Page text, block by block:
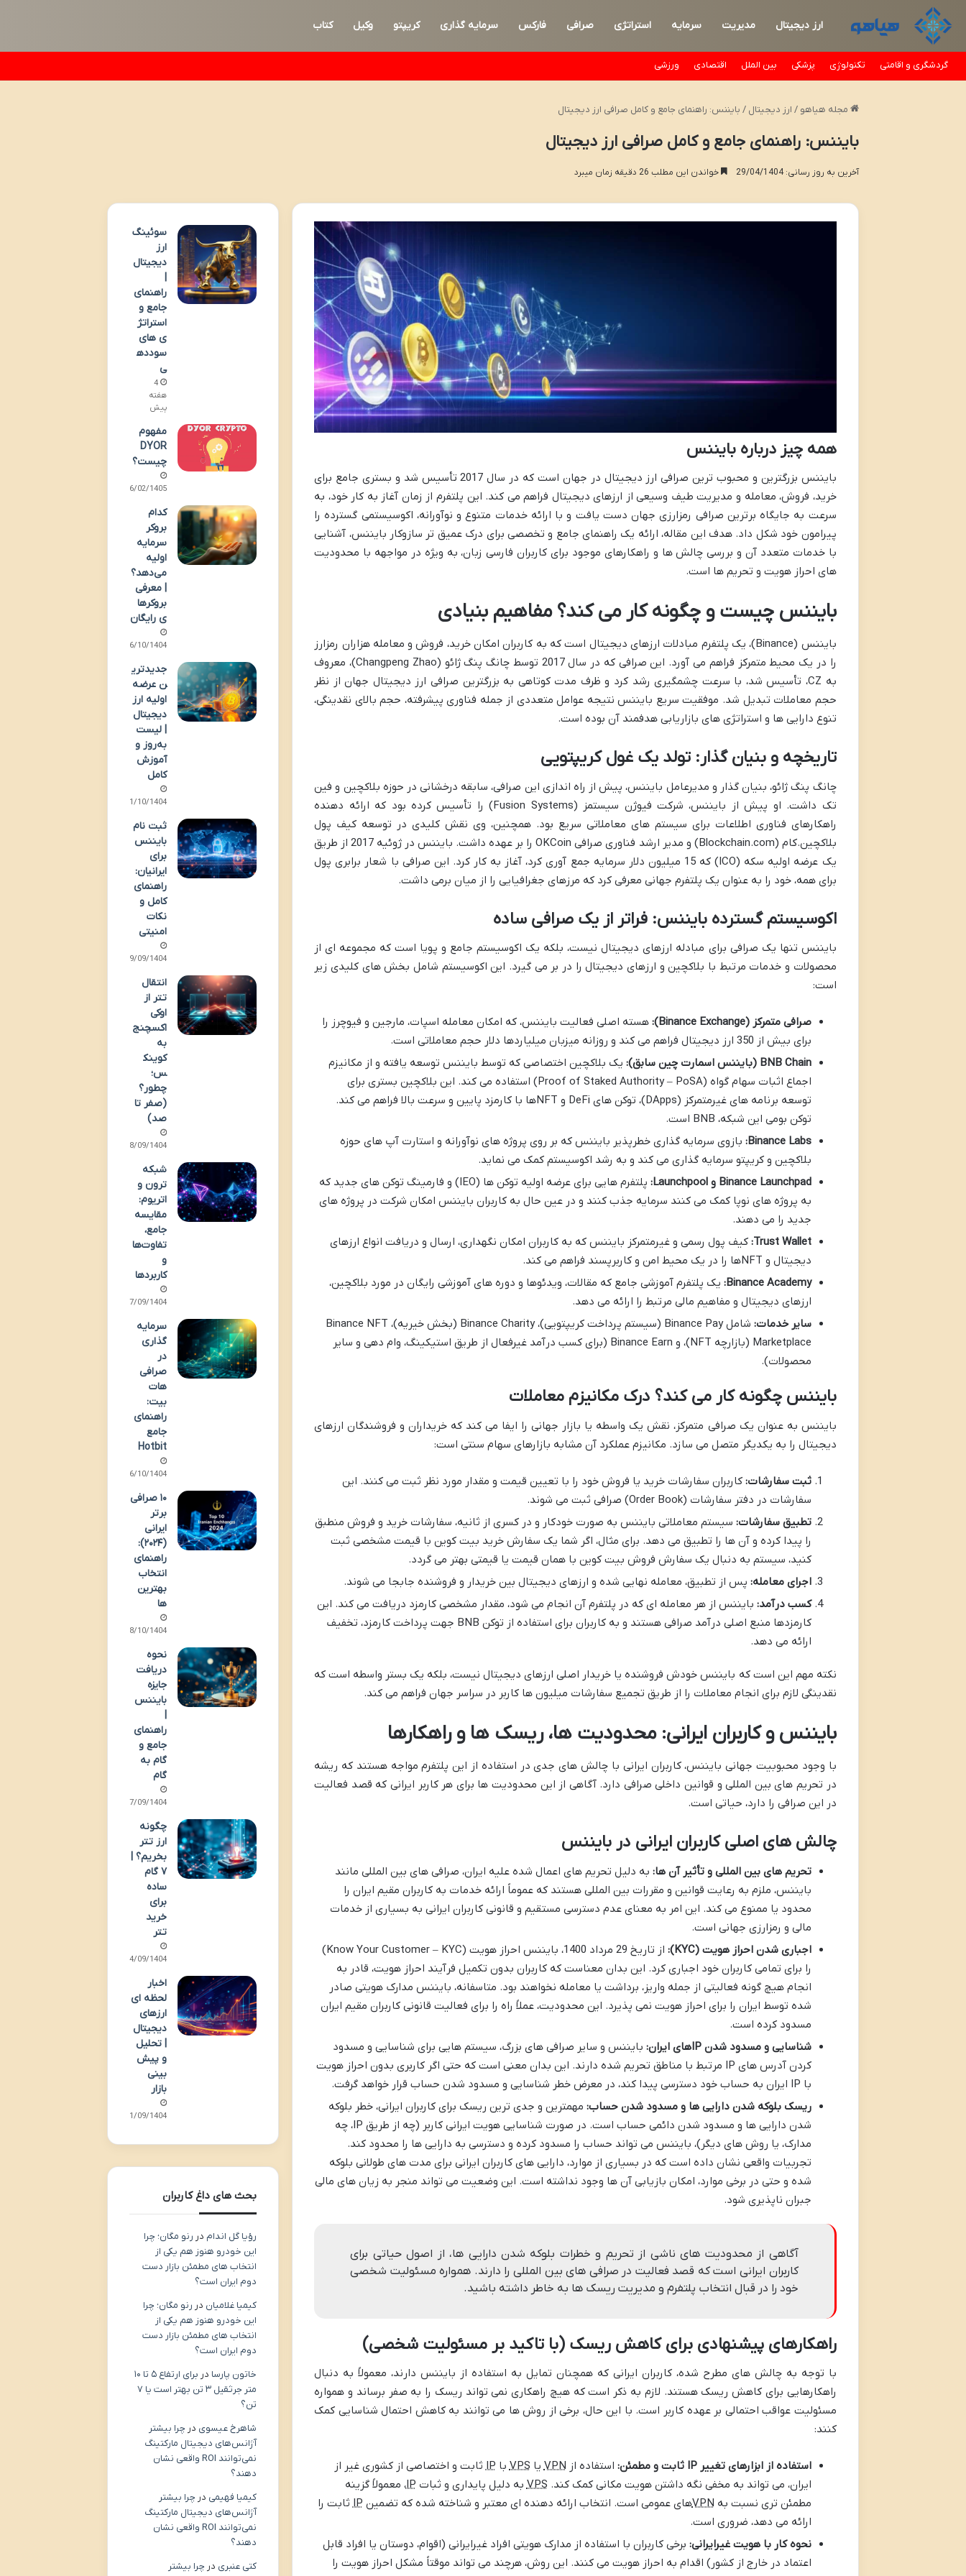
ارز دیجیتال مدیریت سرمایه استراتژی صرافی فارکس سرمایه گذاری کریپتو وکیل کتاب
گردشگری و اقامتی تکنولوژی پزشکی بین الملل اقتصادی ورزشی
مجله هیاهو / ارز دیجیتال / بایننس: راهنمای جامع و کامل صرافی ارز دیجیتال
بایننس: راهنمای جامع و کامل صرافی ارز دیجیتال
آخرین به روز رسانی: 29/04/1404 خواندن این مطلب 26 دقیقه زمان میبرد
همه چیز درباره بایننس
بایننس بزرگترین و محبوب ترین صرافی ارز دیجیتال در جهان است که در سال 2017 تأسیس شد و بستری جامع برای
خرید، فروش، معامله و مدیریت طیف وسیعی از ارزهای دیجیتال فراهم می کند. این پلتفرم از زمان آغاز به کار خود، به
سرعت به جایگاه برترین صرافی رمزارزی جهان دست یافت و با ارائه خدمات متنوع و نوآورانه، اکوسیستمی گسترده را
پیرامون خود شکل داد. هدف این مقاله، ارائه یک راهنمای جامع و تخصصی برای درک عمیق تر سازوکار بایننس، آشنایی
با خدمات متعدد آن و بررسی چالش ها و راهکارهای موجود برای کاربران فارسی زبان، به ویژه در مواجهه با محدودیت
های احراز هویت و تحریم ها است.
بایننس چیست و چگونه کار می کند؟ مفاهیم بنیادی
بایننس (Binance)، یک پلتفرم مبادلات ارزهای دیجیتال است که به کاربران امکان خرید، فروش و معامله هزاران رمزارز
را در یک محیط متمرکز فراهم می آورد. این صرافی که در سال 2017 توسط چانگ پنگ ژائو (Changpeng Zhao)، معروف
به CZ، تأسیس شد، با سرعت چشمگیری رشد کرد و ظرف مدت کوتاهی به بزرگترین صرافی ارز دیجیتال جهان از نظر
حجم معاملات تبدیل شد. موفقیت سریع بایننس نتیجه عوامل متعددی از جمله فناوری پیشرفته، حجم بالای نقدینگی،
تنوع دارایی ها و استراتژی های بازاریابی هدفمند آن بوده است.
تاریخچه و بنیان گذار: تولد یک غول کریپتویی
چانگ پنگ ژائو، بنیان گذار و مدیرعامل بایننس، پیش از راه اندازی این صرافی، سابقه درخشانی در حوزه بلاکچین و فین
تک داشت. او پیش از بایننس، شرکت فیوژن سیستمز (Fusion Systems) را تأسیس کرده بود که ارائه دهنده
راهکارهای فناوری اطلاعات برای سیستم های معاملاتی سریع بود. همچنین، وی نقش کلیدی در توسعه کیف پول
بلاکچین.کام (Blockchain.com) و مدیر ارشد فناوری صرافی OKCoin را بر عهده داشت. بایننس در ژوئیه 2017 از طریق
یک عرضه اولیه سکه (ICO) که 15 میلیون دلار سرمایه جمع آوری کرد، آغاز به کار کرد. این صرافی با شعار برابری پول
برای همه، خود را به عنوان یک پلتفرم جهانی معرفی کرد که مرزهای جغرافیایی را از میان برمی داشت.
اکوسیستم گسترده بایننس: فراتر از یک صرافی ساده
بایننس تنها یک صرافی برای مبادله ارزهای دیجیتال نیست، بلکه یک اکوسیستم جامع و پویا است که مجموعه ای از
محصولات و خدمات مرتبط با بلاکچین و ارزهای دیجیتال را در بر می گیرد. این اکوسیستم شامل بخش های کلیدی زیر
است:
صرافی متمرکز (Binance Exchange):
هسته اصلی فعالیت بایننس، که امکان معامله اسپات، مارجین و فیوچرز را
برای بیش از 350 ارز دیجیتال فراهم می کند و روزانه میزبان میلیاردها دلار حجم معاملاتی است.
BNB Chain (بایننس اسمارت چین سابق):
یک بلاکچین اختصاصی که توسط بایننس توسعه یافته و از مکانیزم
اجماع اثبات سهام گواه (Proof of Staked Authority – PoSA) استفاده می کند. این بلاکچین بستری برای
توسعه برنامه های غیرمتمرکز (DApps)، توکن های DeFi و NFTها با کارمزد پایین و سرعت بالا فراهم می کند.
توکن بومی این شبکه، BNB است.
Binance Labs: بازوی سرمایه گذاری خطرپذیر بایننس که بر روی پروژه های نوآورانه و استارت آپ های حوزه
بلاکچین و کریپتو سرمایه گذاری می کند و به رشد اکوسیستم کمک می نماید.
Binance Launchpad و Launchpool:
پلتفرم هایی برای عرضه اولیه توکن ها (IEO) و فارمینگ توکن های جدید که
به پروژه های نوپا کمک می کنند سرمایه جذب کنند و در عین حال به کاربران بایننس امکان شرکت در پروژه های
جدید را می دهند.
Trust Wallet: کیف پول رسمی و غیرمتمرکز بایننس که به کاربران امکان نگهداری، ارسال و دریافت انواع ارزهای
دیجیتال و NFTها را در یک محیط امن و کاربرپسند فراهم می کند.
Binance Academy: یک پلتفرم آموزشی جامع که مقالات، ویدئوها و دوره های آموزشی رایگان در مورد بلاکچین،
ارزهای دیجیتال و مفاهیم مالی مرتبط را ارائه می دهد.
سایر خدمات:
شامل Binance Pay (سیستم پرداخت کریپتویی)، Binance Charity (بخش خیریه)، Binance NFT
Marketplace (بازارچه NFT)، و Binance Earn (برای کسب درآمد غیرفعال از طریق استیکینگ، وام دهی و سایر
محصولات).
بایننس چگونه کار می کند؟ درک مکانیزم معاملات
بایننس به عنوان یک صرافی متمرکز، نقش یک واسطه یا بازار جهانی را ایفا می کند که خریداران و فروشندگان ارزهای
دیجیتال را به یکدیگر متصل می سازد. مکانیزم عملکرد آن مشابه بازارهای سهام سنتی است:
ثبت سفارشات: کاربران سفارشات خرید یا فروش خود را با تعیین قیمت و مقدار مورد نظر ثبت می کنند. این
سفارشات در دفتر سفارشات (Order Book) صرافی ثبت می شوند.
تطبیق سفارشات: سیستم معاملاتی بایننس به صورت خودکار و در کسری از ثانیه، سفارشات خرید و فروش منطبق
را پیدا کرده و آن ها را تطبیق می دهد. برای مثال، اگر شما یک سفارش خرید بیت کوین با قیمت مشخصی ثبت
کنید، سیستم به دنبال یک سفارش فروش بیت کوین با همان قیمت یا قیمتی بهتر می گردد.
اجرای معامله: پس از تطبیق، معامله نهایی شده و ارزهای دیجیتال بین خریدار و فروشنده جابجا می شوند.
کسب درآمد: بایننس از هر معامله ای که در پلتفرم آن انجام می شود، مقدار مشخصی کارمزد دریافت می کند. این
کارمزدها منبع اصلی درآمد صرافی هستند و به کاربران برای استفاده از توکن BNB جهت پرداخت کارمزد، تخفیف
ارائه می دهد.
نکته مهم این است که بایننس خودش فروشنده یا خریدار اصلی ارزهای دیجیتال نیست، بلکه یک بستر واسطه است که
نقدینگی لازم برای انجام معاملات را از طریق تجمیع سفارشات میلیون ها کاربر در سراسر جهان فراهم می کند.
بایننس و کاربران ایرانی: محدودیت ها، ریسک ها و راهکارها
با وجود محبوبیت جهانی بایننس، کاربران ایرانی با چالش های جدی در استفاده از این پلتفرم مواجه هستند که ریشه
در تحریم های بین المللی و قوانین داخلی صرافی دارد. آگاهی از این محدودیت ها برای هر کاربر ایرانی که قصد فعالیت
در این صرافی را دارد، حیاتی است.
چالش های اصلی کاربران ایرانی در بایننس
تحریم های بین المللی و تأثیر آن ها: به دلیل تحریم های اعمال شده علیه ایران، صرافی های بین المللی مانند
بایننس، ملزم به رعایت قوانین و مقررات بین المللی هستند که عموماً ارائه خدمات به کاربران مقیم ایران را
محدود یا ممنوع می کند. این امر به معنای عدم دسترسی مستقیم و قانونی کاربران ایرانی به بسیاری از خدمات
مالی و رمزارزی جهانی است.
اجباری شدن احراز هویت (KYC):
از تاریخ 29 مرداد 1400، بایننس احراز هویت (Know Your Customer – KYC)
را برای تمامی کاربران خود اجباری کرد. این بدان معناست که کاربران بدون تکمیل فرآیند احراز هویت، قادر به
انجام هیچ گونه فعالیتی از جمله واریز، برداشت یا معامله نخواهند بود. متاسفانه، بایننس مدارک هویتی صادر
شده توسط ایران را برای احراز هویت نمی پذیرد. این محدودیت، عملاً راه را برای فعالیت قانونی کاربران مقیم ایران
مسدود کرده است.
شناسایی و مسدود شدن IPهای ایران:
بایننس و سایر صرافی های بزرگ، سیستم هایی برای شناسایی و مسدود
کردن آدرس های IP مرتبط با مناطق تحریم شده دارند. این بدان معنی است که حتی اگر کاربری بدون احراز هویت
با IP ایران به حساب خود دسترسی پیدا کند، در معرض خطر شناسایی و مسدود شدن حساب قرار خواهد گرفت.
ریسک بلوکه شدن دارایی ها و مسدود شدن حساب: مهمترین و جدی ترین ریسک برای کاربران ایرانی، خطر بلوکه
شدن دارایی ها و مسدود شدن دائمی حساب است. در صورت شناسایی هویت ایرانی کاربر (چه از طریق IP، چه
مدارک، یا روش های دیگر)، بایننس می تواند حساب را مسدود کرده و دسترسی به دارایی ها را محدود کند.
تجربیات واقعی نشان داده است که در بسیاری از موارد، دارایی های کاربران ایرانی برای مدت های طولانی بلوکه
شده و حتی در برخی موارد، امکان بازیابی آن ها وجود نداشته است. این وضعیت می تواند منجر به زیان های مالی
جبران ناپذیری شود.
آگاهی از محدودیت های ناشی از تحریم و خطرات بلوکه شدن دارایی ها، از اصول حیاتی برای
کاربران ایرانی است که قصد فعالیت در صرافی های بین المللی را دارند. همواره مسئولیت شخصی
خود را در قبال انتخاب پلتفرم و مدیریت ریسک ها به خاطر داشته باشید.
راهکارهای پیشنهادی برای کاهش ریسک (با تاکید بر مسئولیت شخصی)
با توجه به چالش های مطرح شده، کاربران ایرانی که همچنان تمایل به استفاده از بایننس دارند، معمولاً به دنبال
راهکارهایی برای کاهش ریسک هستند. لازم به ذکر است که هیچ راهکاری نمی تواند ریسک را به صفر برساند و همواره
مسئولیت عواقب احتمالی بر عهده کاربر است. با این حال، برخی از روش ها می توانند به کاهش احتمال شناسایی کمک
کنند:
استفاده از ابزارهای تغییر IP ثابت و مطمئن: استفاده از VPNیا VPSبا IPثابت و اختصاصی از کشوری غیر از
ایران، می تواند به مخفی نگه داشتن هویت مکانی کمک کند. VPSبه دلیل پایداری و ثبات IP، معمولاً گزینه
مطمئن تری نسبت به VPNهای عمومی است. انتخاب ارائه دهنده ای معتبر و شناخته شده که تضمین IPثابت را
ارائه می دهد، ضروری است.
نحوه کار با هویت غیرایرانی: برخی کاربران با استفاده از مدارک هویتی افراد غیرایرانی (اقوام، دوستان یا افراد قابل
اعتماد در خارج از کشور) اقدام به احراز هویت می کنند. این روش، هرچند می تواند موقتاً مشکل احراز هویت را
سوئینگ
ارز
دیجیتال
|
راهنمای
جامع و
استراتژ
ی های
سودده
ی
4
هفته
پیش
مفهوم
DYOR
چیست؟
16/02/1405
کدام
بروکر
سرمایه
اولیه
می‌دهد؟
| معرفی
بروکرها
ی رایگان
06/10/1404
جدیدتری
ن عرضه
اولیه ارز
دیجیتال
| لیست
به‌روز و
آموزش
کامل
01/10/1404
ثبت نام
بایننس
برای
ایرانیان:
راهنمای
کامل و
نکات
امنیتی
29/09/1404
انتقال
تتر از
اوکی
اکسچنج
به
کوینک
س؛
چطور؟
(صفر تا
صد)
28/09/1404
شبکه
ترون و
اتریوم:
مقایسه
جامع،
تفاوت‌ها
و
کاربردها
27/09/1404
سرمایه
گذاری
در
صرافی
هات
بیت:
راهنمای
جامع
Hotbit
06/10/1404
۱۰ صرافی
برتر
ایرانی
(۲۰۲۴):
راهنمای
انتخاب
بهترین
ها
08/10/1404
نحوه
دریافت
جایزه
بایننس
|
راهنمای
جامع و
گام به
گام
07/09/1404
چگونه
ارز تتر
بخریم؟ |
۷ گام
ساده
برای
خرید
تتر
04/09/1404
اخبار
لحظه ای
ارزهای
دیجیتال
| تحلیل
و پیش
بینی
بازار
01/09/1404
بحث های داغ کاربران
رؤیا گل اندام در رنو مگان؛ چرا
این خودرو هنوز هم یکی از
انتخاب های مطمئن بازار دست
دوم ایران است؟
کیمیا غلامیان در رنو مگان؛ چرا
این خودرو هنوز هم یکی از
انتخاب های مطمئن بازار دست
دوم ایران است؟
خاتون پارسا در
برای ارتفاع ۵ تا ۱۰
متر جرثقیل ۳ تن بهتر است یا ۷
تن؟
شاهرخ عیسوی در چرا بیشتر
آژانس‌های دیجیتال مارکتینگ
نمی‌توانند ROI واقعی نشان
دهند؟
کیمیا فهیمی در چرا بیشتر
آژانس‌های دیجیتال مارکتینگ
نمی‌توانند ROI واقعی نشان
دهند؟
کتی عنبری در چرا بیشتر